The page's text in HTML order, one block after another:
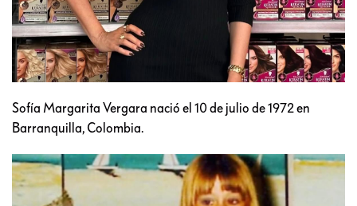
Sofía Margarita Vergara nació el 10 de julio de 1972 en
Barranquilla, Colombia.